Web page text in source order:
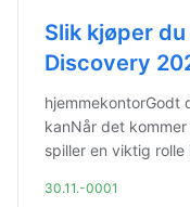
Slik kjøper
Discovery
hjemmekontorGodt
kanNår det
spiller en viktig
30.11.-0001